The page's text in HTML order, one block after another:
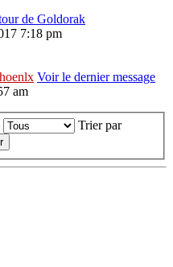
de Goldorak
7:18 pm
Voir le dernier message
am
Trier par